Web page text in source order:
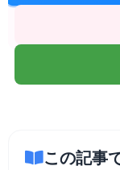
この記事